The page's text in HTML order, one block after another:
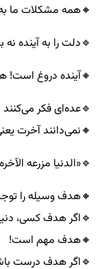
🔸️همه مشکلات ما
🔹️دلت را به آینده
🔸️آینده دروغ
🔹️عده‌ای فکر
🔸️نمی‌دانند آخرت
🔹️«الدنیا مزرعه
🔸️هدف وسیله را
🔹️اگر هدف کسی،
🔸️هدف مهم است!
🔹️اگر هدف درست